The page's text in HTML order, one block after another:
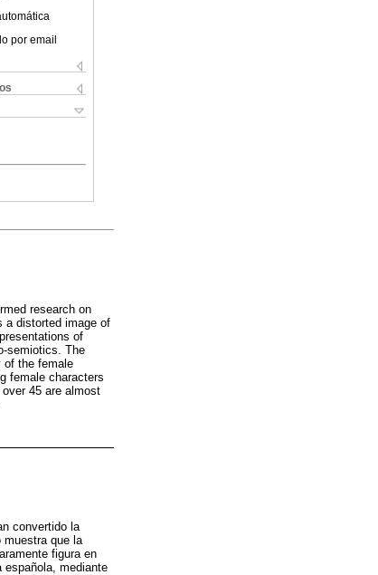
por email
research on
a distorted image of
of
semiotics. The
of the female
female characters
45 are almost
convertido la
que la
figura en
mediante